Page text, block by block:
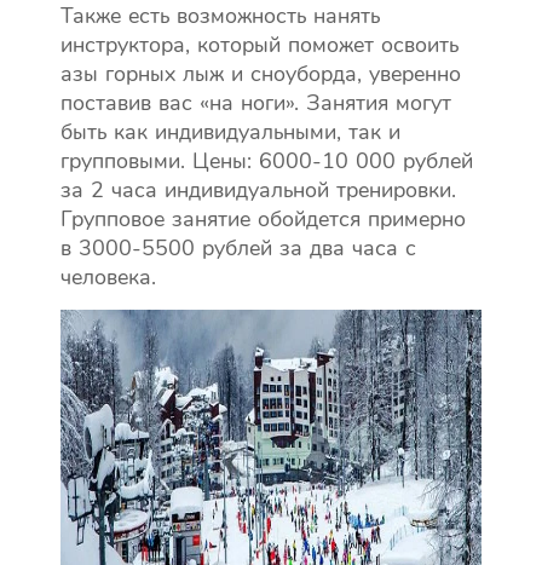
Также есть возможность нанять
инструктора, который поможет освоить
азы горных лыж и сноуборда, уверенно
поставив вас «на ноги». Занятия могут
быть как индивидуальными, так и
групповыми. Цены: 6000-10 000 рублей
за 2 часа индивидуальной тренировки.
Групповое занятие обойдется примерно
в 3000-5500 рублей за два часа с
человека.